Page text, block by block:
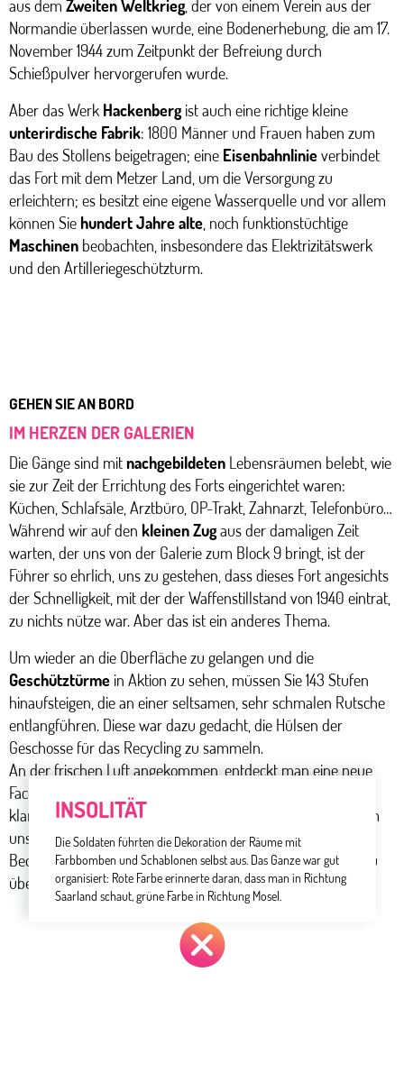
aus dem Zweiten Weltkrieg , der von einem Verein aus der
Normandie überlassen wurde, eine Bodenerhebung, die am 17.
November 1944 zum Zeitpunkt der Befreiung durch
Schießpulver hervorgerufen wurde.
Aber das Werk Hackenberg ist auch eine richtige kleine
unterirdische Fabrik: 1800 Männer und Frauen haben zum
Bau des Stollens beigetragen; eine Eisenbahnlinieverbindet
das Fort mit dem Metzer Land, um die Versorgung zu
erleichtern; es besitzt eine eigene Wasserquelle und vor allem
können Sie hundert Jahre alte , noch funktionstüchtige
Maschinen beobachten, insbesondere das Elektrizitätswerk
und den Artilleriegeschützturm.
GEHEN SIE AN BORD
IM HERZEN DER GALERIEN
Die Gänge sind mitnachgebildeten Lebensräumen belebt, wie
sie zur Zeit der Errichtung des Forts eingerichtet waren:
Küchen, Schlafsäle, Arztbüro, OP-Trakt, Zahnarzt, Telefonbüro…
Während wir auf den kleinen Zugaus der damaligen Zeit
warten, der uns von der Galerie zum Block 9 bringt, ist der
Führer so ehrlich, uns zu gestehen, dass dieses Fort angesichts
der Schnelligkeit, mit der der Waffenstillstand von 1940 eintrat,
zu nichts nütze war. Aber das ist ein anderes Thema.
Um wieder an die Oberfläche zu gelangen und die
Geschütztürme in Aktion zu sehen, müssen Sie 143 Stufen
hinaufsteigen, die an einer seltsamen, sehr schmalen Rutsche
entlangführen. Diese war dazu gedacht, die Hülsen der
Geschosse für das Recycling zu sammeln.
An der frischen Luft angekommen, entdeckt man eine neue
Facette der
Mosellandschaft
klarem Wetter Luxemburg und Deutschland ausmachen, um
uns ein wenig mehr von unsererFrontalitätund der
Bedeutung eines solchen bald hundertjährigen Bauwerks zu
überzeugen.
INSOLITÄT
Die Soldaten führten die Dekoration der Räume mit
Farbbomben und Schablonen selbst aus. Das Ganze war gut
organisiert: Rote Farbe erinnerte daran, dass man in Richtung
Saarland schaut, grüne Farbe in Richtung Mosel.